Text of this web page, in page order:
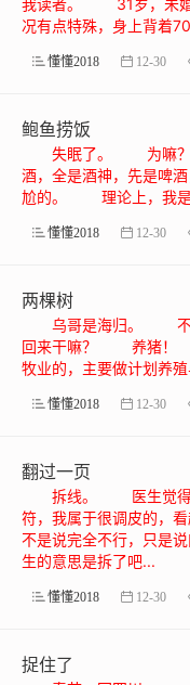
我读者。 31岁，未
况有点特殊，身上背着
懂懂2018 12-30
鲍鱼捞饭
失眠了。 为嘛？
酒，全是酒神，先是
尬的。 理论上，我是
懂懂2018 12-30
两棵树
乌哥是海归。 不
回来干嘛？ 养猪！
牧业的，主要做计划养
懂懂2018 12-30
翻过一页
拆线。 医生觉得伤
符，我属于很调皮的
不是说完全不行，只
生的意思是拆了吧...
懂懂2018 12-30
捉住了